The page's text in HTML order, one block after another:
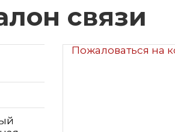
связи
Пожаловаться на